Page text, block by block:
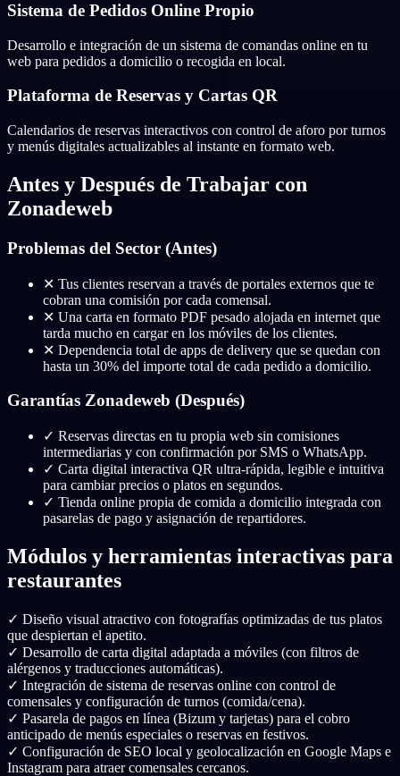
Sistema de Pedidos Online Propio
Desarrollo e integración de un sistema de comandas online en tu
web para pedidos a domicilio o recogida en local.
Plataforma de Reservas y Cartas QR
Calendarios de reservas interactivos con control de aforo por turnos
y menús digitales actualizables al instante en formato web.
Antes y Después de Trabajar con
Zonadeweb
Problemas del Sector (Antes)
✕ Tus clientes reservan a través de portales externos que te
cobran una comisión por cada comensal.
✕ Una carta en formato PDF pesado alojada en internet que
tarda mucho en cargar en los móviles de los clientes.
✕ Dependencia total de apps de delivery que se quedan con
hasta un 30% del importe total de cada pedido a domicilio.
Garantías Zonadeweb (Después)
✓ Reservas directas en tu propia web sin comisiones
intermediarias y con confirmación por SMS o WhatsApp.
✓ Carta digital interactiva QR ultra-rápida, legible e intuitiva
para cambiar precios o platos en segundos.
✓ Tienda online propia de comida a domicilio integrada con
pasarelas de pago y asignación de repartidores.
Módulos y herramientas interactivas para
restaurantes
✓ Diseño visual atractivo con fotografías optimizadas de tus platos
que despiertan el apetito.
✓ Desarrollo de carta digital adaptada a móviles (con filtros de
alérgenos y traducciones automáticas).
✓ Integración de sistema de reservas online con control de
comensales y configuración de turnos (comida/cena).
✓ Pasarela de pagos en línea (Bizum y tarjetas) para el cobro
anticipado de menús especiales o reservas en festivos.
✓ Configuración de SEO local y geolocalización en Google Maps e
Instagram para atraer comensales cercanos.